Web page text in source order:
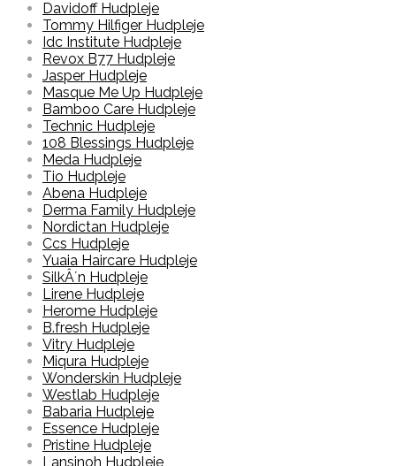
Davidoff Hudpleje
Tommy Hilfiger Hudpleje
Idc Institute Hudpleje
Revox B77 Hudpleje
Jasper Hudpleje
Masque Me Up Hudpleje
Bamboo Care Hudpleje
Technic Hudpleje
108 Blessings Hudpleje
Meda Hudpleje
Tio Hudpleje
Abena Hudpleje
Derma Family Hudpleje
Nordictan Hudpleje
Ccs Hudpleje
Yuaia Haircare Hudpleje
SilkÂ´n Hudpleje
Lirene Hudpleje
Herome Hudpleje
B.fresh Hudpleje
Vitry Hudpleje
Miqura Hudpleje
Wonderskin Hudpleje
Westlab Hudpleje
Babaria Hudpleje
Essence Hudpleje
Pristine Hudpleje
Lansinoh Hudpleje